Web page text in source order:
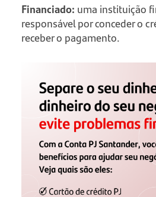
Financiado: uma instituição
responsável por conceder o
receber o pagamento.